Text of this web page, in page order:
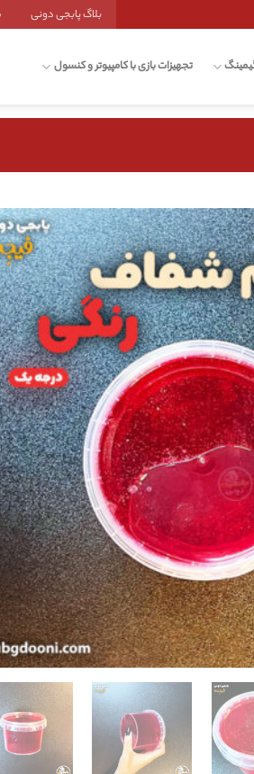
بلاگ پابجی دونی
تجهیزات بازی با کامپیوتر و کنسول